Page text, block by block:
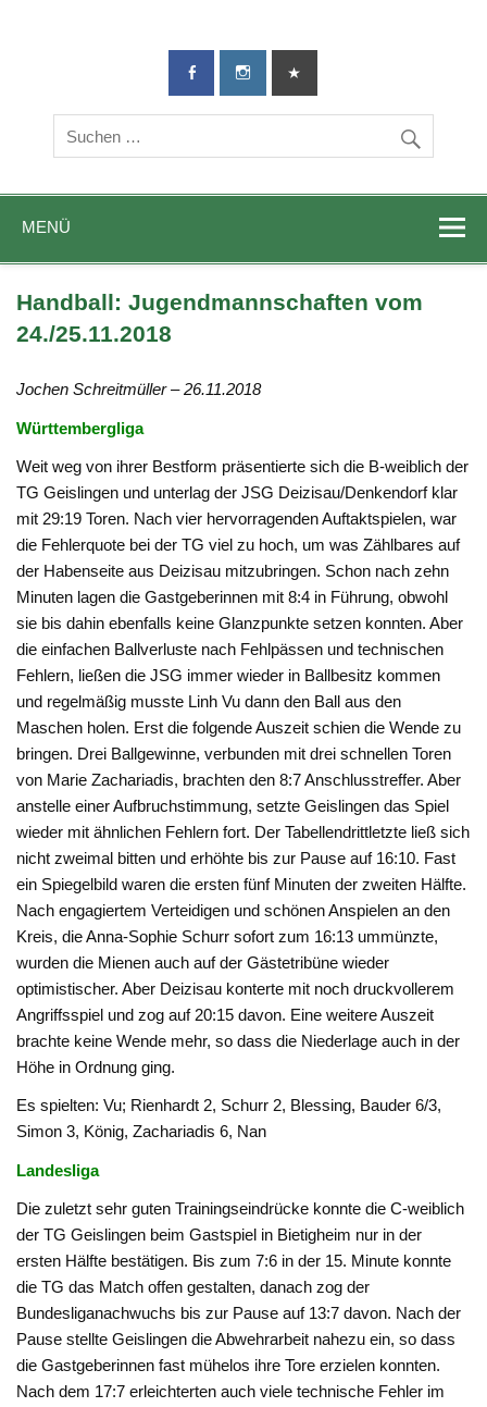
TG-Geislingen
DIE Sportadresse in Geislingen!
MENÜ
Handball: Jugendmannschaften vom
24./25.11.2018
Jochen Schreitmüller – 26.11.2018
Württembergliga
Weit weg von ihrer Bestform präsentierte sich die B-weiblich der
TG Geislingen und unterlag der JSG Deizisau/Denkendorf klar
mit 29:19 Toren. Nach vier hervorragenden Auftaktspielen, war
die Fehlerquote bei der TG viel zu hoch, um was Zählbares auf
der Habenseite aus Deizisau mitzubringen. Schon nach zehn
Minuten lagen die Gastgeberinnen mit 8:4 in Führung, obwohl
sie bis dahin ebenfalls keine Glanzpunkte setzen konnten. Aber
die einfachen Ballverluste nach Fehlpässen und technischen
Fehlern, ließen die JSG immer wieder in Ballbesitz kommen
und regelmäßig musste Linh Vu dann den Ball aus den
Maschen holen. Erst die folgende Auszeit schien die Wende zu
bringen. Drei Ballgewinne, verbunden mit drei schnellen Toren
von Marie Zachariadis, brachten den 8:7 Anschlusstreffer. Aber
anstelle einer Aufbruchstimmung, setzte Geislingen das Spiel
wieder mit ähnlichen Fehlern fort. Der Tabellendrittletzte ließ sich
nicht zweimal bitten und erhöhte bis zur Pause auf 16:10. Fast
ein Spiegelbild waren die ersten fünf Minuten der zweiten Hälfte.
Nach engagiertem Verteidigen und schönen Anspielen an den
Kreis, die Anna-Sophie Schurr sofort zum 16:13 ummünzte,
wurden die Mienen auch auf der Gästetribüne wieder
optimistischer. Aber Deizisau konterte mit noch druckvollerem
Angriffsspiel und zog auf 20:15 davon. Eine weitere Auszeit
brachte keine Wende mehr, so dass die Niederlage auch in der
Höhe in Ordnung ging.
Es spielten: Vu; Rienhardt 2, Schurr 2, Blessing, Bauder 6/3,
Simon 3, König, Zachariadis 6, Nan
Landesliga
Die zuletzt sehr guten Trainingseindrücke konnte die C-weiblich
der TG Geislingen beim Gastspiel in Bietigheim nur in der
ersten Hälfte bestätigen. Bis zum 7:6 in der 15. Minute konnte
die TG das Match offen gestalten, danach zog der
Bundesliganachwuchs bis zur Pause auf 13:7 davon. Nach der
Pause stellte Geislingen die Abwehrarbeit nahezu ein, so dass
die Gastgeberinnen fast mühelos ihre Tore erzielen konnten.
Nach dem 17:7 erleichterten auch viele technische Fehler im